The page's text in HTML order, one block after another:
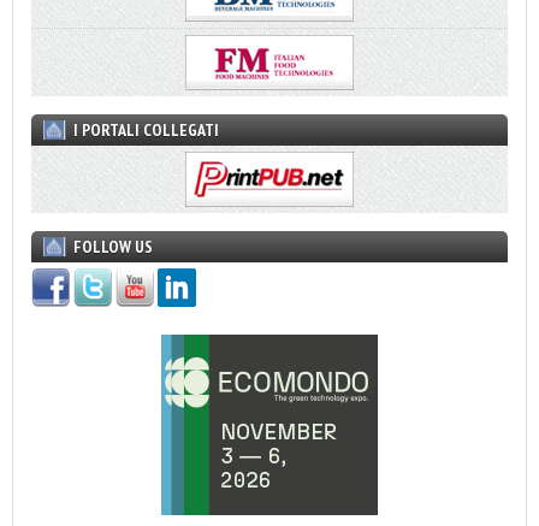
I PORTALI COLLEGATI
FOLLOW US